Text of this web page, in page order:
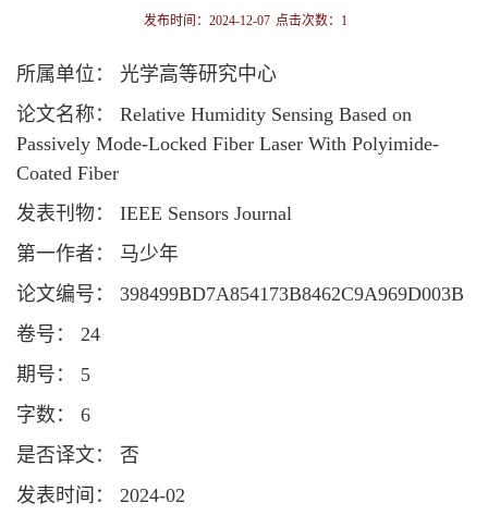
发布时间：2024-12-07 点击次数： 1
所属单位： 光学高等研究中心
论文名称： Relative Humidity Sensing Based on
Passively Mode-Locked Fiber Laser With Polyimide-
Coated Fiber
发表刊物： IEEE Sensors Journal
第一作者： 马少年
论文编号： 398499BD7A854173B8462C9A969D003B
卷号： 24
期号： 5
字数： 6
是否译文： 否
发表时间： 2024-02